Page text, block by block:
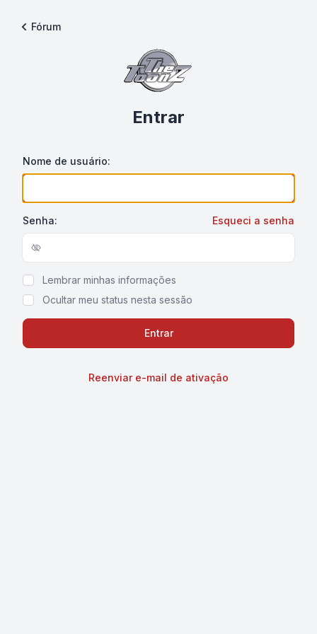
Fórum
Entrar
Nome de usuário:
Senha: Esqueci a senha
Show/hide password
Lembrar minhas informações
Ocultar meu status nesta sessão
Reenviar e-mail de ativação